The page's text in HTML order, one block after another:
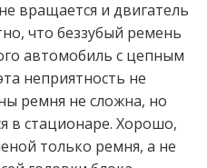
вращается и двигатель
что беззубый ремень
автомобиль с цепным
неприятность не
ремня не сложна, но
в стационаре. Хорошо,
только ремня, а не